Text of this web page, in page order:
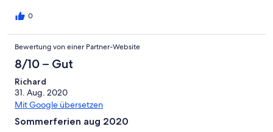
Begrüßung und zwischendurch mal einen Kuchen. Was soll man
bald :)
0
Bewertung von einer Partner-Website
8/10 – Gut
Richard
31. Aug. 2020
Mit Google übersetzen
Sommerferien aug 2020